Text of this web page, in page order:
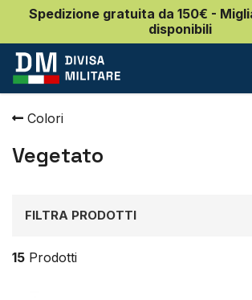
Spedizione gratuita da 150€ -
disponibili
Colori
Vegetato
FILTRA PRODOTTI
15 Prodotti